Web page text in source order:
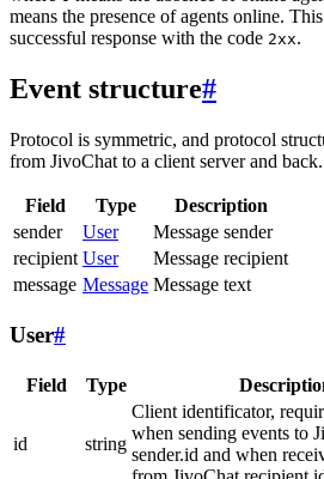
means the presence of agents online.
successful response with the code 2xx.
Event structure#
Protocol is symmetric, and protocol
from JivoChat to a client server and back.
Field Type
Description
sender
User
Message sender
recipient User
Message recipient
message Message Message text
User#
Field Type
id string
Client identificator,
when sending events to
sender.id and when